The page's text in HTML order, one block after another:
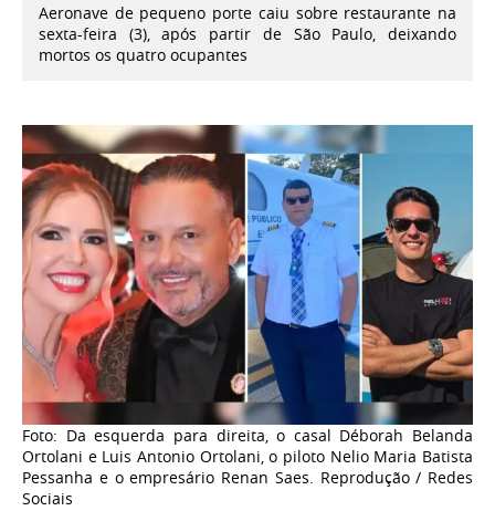
Aeronave de pequeno porte caiu sobre restaurante na
sexta-feira (3), após partir de São Paulo, deixando
mortos os quatro ocupantes
Foto: Da esquerda para direita, o casal Déborah Belanda
Ortolani e Luis Antonio Ortolani, o piloto Nelio Maria Batista
Pessanha e o empresário Renan Saes. Reprodução / Redes
Sociais